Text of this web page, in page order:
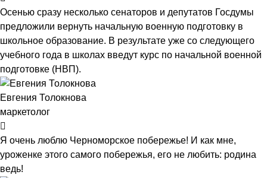
Осенью сразу несколько сенаторов и депутатов Госдумы
предложили вернуть начальную военную подготовку в
школьное образование. В результате уже со следующего
учебного года в школах введут курс по начальной военной
подготовке (НВП).
Евгения Толокнова
маркетолог
Я очень люблю Черноморское побережье! И как мне,
уроженке этого самого побережья, его не любить: родина
ведь!